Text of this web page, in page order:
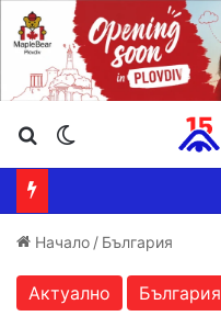
Търсене ...
Начало / България
Актуално България